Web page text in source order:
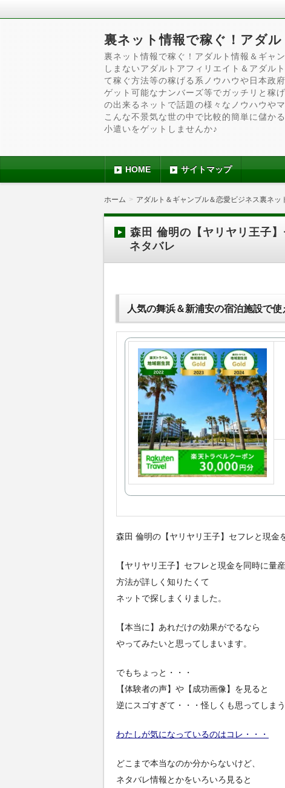
裏ネット情報で稼ぐ！アダ
裏ネット情報で稼ぐ！アダルト情報＆ギャ
しまないアダルトアフィリエイト＆アダル
て稼ぐ方法等の稼げる系ノウハウや日本政
ゲット可能なナンバーズ等でガッチリと稼
の出来るネットで話題の様々なノウハウや
こんな不景気な世の中で比較的簡単に儲か
小遣いをゲットしませんか♪
HOME サイトマップ
ホーム アダルト＆ギャンブル＆恋愛ビジネス裏ネッ
森田 倫明の【ヤリヤリ王子
ネタバレ
人気の舞浜＆新浦安の宿泊施設で
森田 倫明の【ヤリヤリ王子】セフレと現
【ヤリヤリ王子】セフレと現金を同時に量
方法が詳しく知りたくて
ネットで探しまくりました。
【本当に】あれだけの効果がでるなら
やってみたいと思ってしまいます。
でもちょっと・・・
【体験者の声】や【成功画像】を見ると
逆にスゴすぎて・・・怪しくも思ってしまう
わたしが気になっているのはコレ・・・
どこまで本当なのか分からないけど、
ネタバレ情報とかをいろいろ見ると